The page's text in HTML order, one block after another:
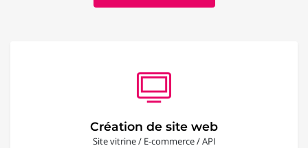
Création de site web
Site vitrine / E-commerce / API